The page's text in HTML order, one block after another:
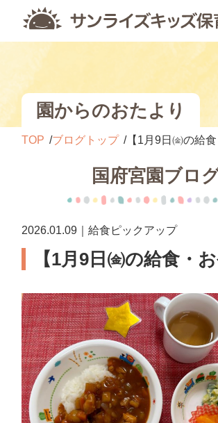
園からのおたより
TOP ブログトップ 【1月9日㈮の給食
国府宮園ブロ
2026.01.09｜給食ピックアップ
【1月9日㈮の給食・お